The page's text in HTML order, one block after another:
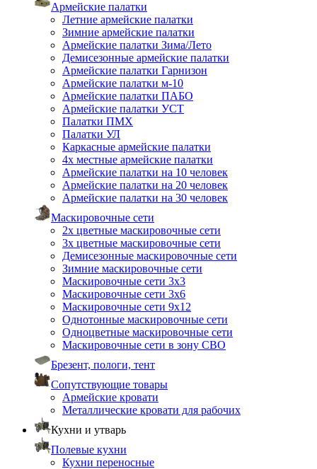
Армейские палатки
Летние армейские палатки
Зимние армейские палатки
Армейские палатки Зима/Лето
Демисезонные армейские палатки
Армейские палатки Гарнизон
Армейские палатки м-10
Армейские палатки ПАБО
Армейские палатки УСТ
Палатки ПМХ
Палатки УЛ
Каркасные армейские палатки
4х местные армейские палатки
Армейские палатки на 10 человек
Армейские палатки на 20 человек
Армейские палатки на 30 человек
Маскировочные сети
2х цветные маскировочные сети
3х цветные маскировочные сети
Демисезонные маскировочные сети
Зимние маскировочные сети
Маскировочные сети 3х3
Маскировочные сети 3х6
Маскировочные сети 9х12
Однотонные маскировочные сети
Одноцветные маскировочные сети
Маскировочные сети в зону СВО
Брезент, пологи, тент
Сопутствующие товары
Армейские кровати
Металлические кровати для рабочих
Кухни и утварь
Полевые кухни
Кухни переносные